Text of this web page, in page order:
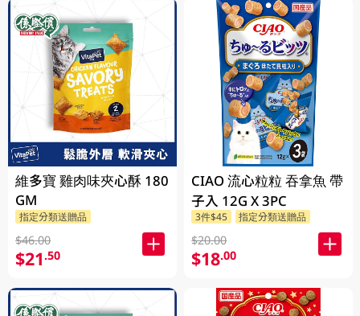
維多寶 雞肉味夾心酥 180
GM
指定分類送贈品
$46.00
$21.50
CIAO 流心粒粒 吞拿魚 帶
子入 12G X 3PC
3件$45 指定分類送贈品
$20.00
$18.00